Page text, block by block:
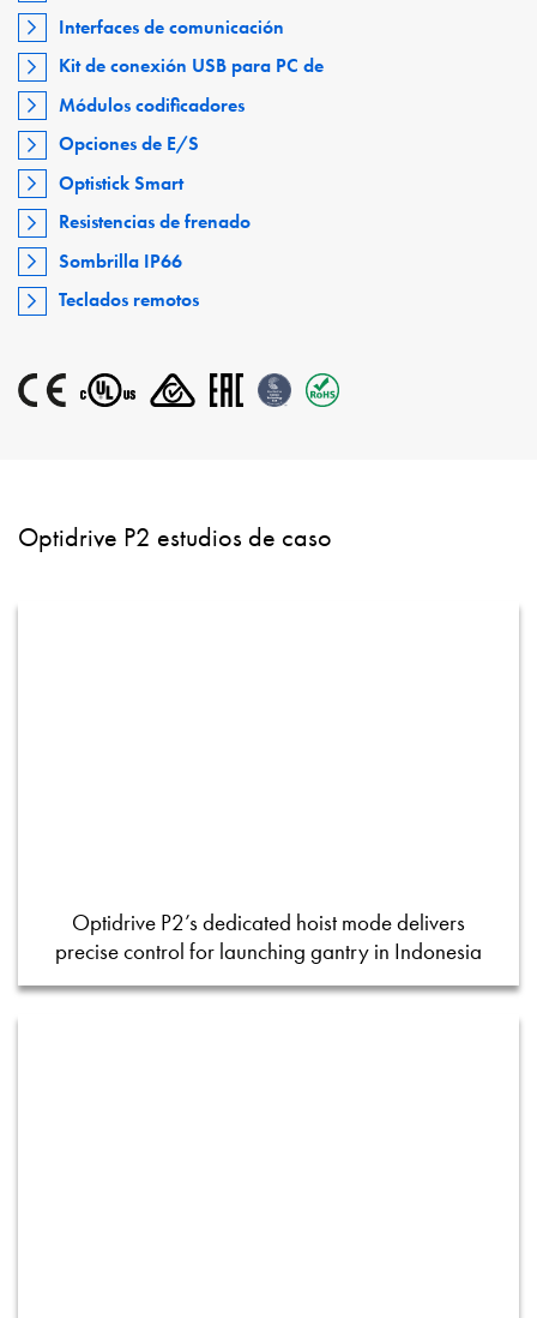
Interfaces de comunicación
Kit de conexión USB para PC de
Módulos codificadores
Opciones de E/S
Optistick Smart
Resistencias de frenado
Sombrilla IP66
Teclados remotos
Optidrive P2 estudios de caso
Optidrive P2’s dedicated hoist mode delivers
precise control for launching gantry in Indonesia